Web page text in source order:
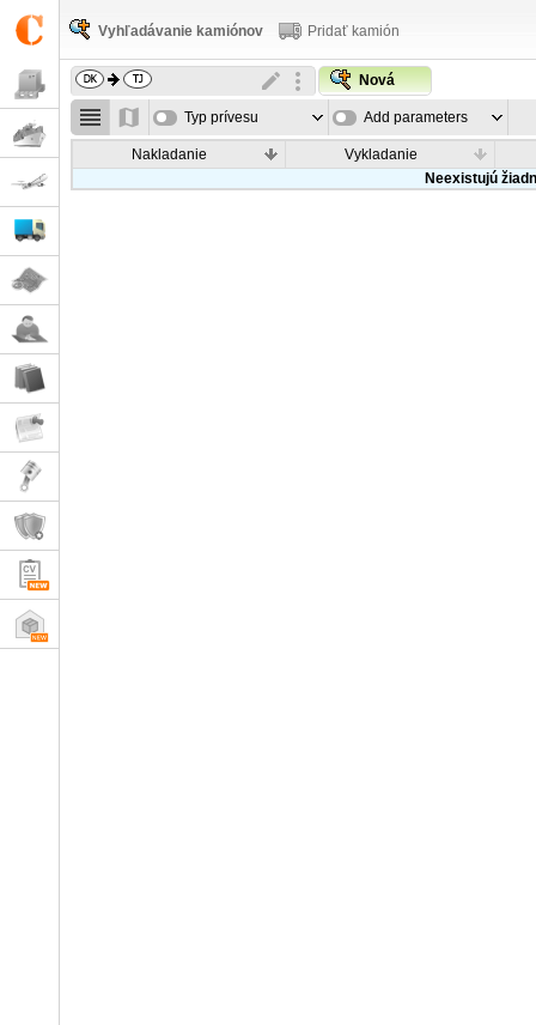
Vyhľadávanie kamiónov Pridať kamión
Nová
Typ prívesu Add parameters
Nakladanie
Vykladanie
Neexistujú